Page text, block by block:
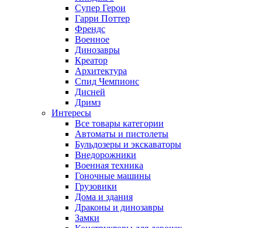
Супер Герои
Гарри Поттер
Френдс
Военное
Динозавры
Креатор
Архитектура
Спид Чемпионс
Дисней
Дримз
Интересы
Все товары категории
Автоматы и пистолеты
Бульдозеры и экскаваторы
Внедорожники
Военная техника
Гоночные машины
Грузовики
Дома и здания
Драконы и динозавры
Замки